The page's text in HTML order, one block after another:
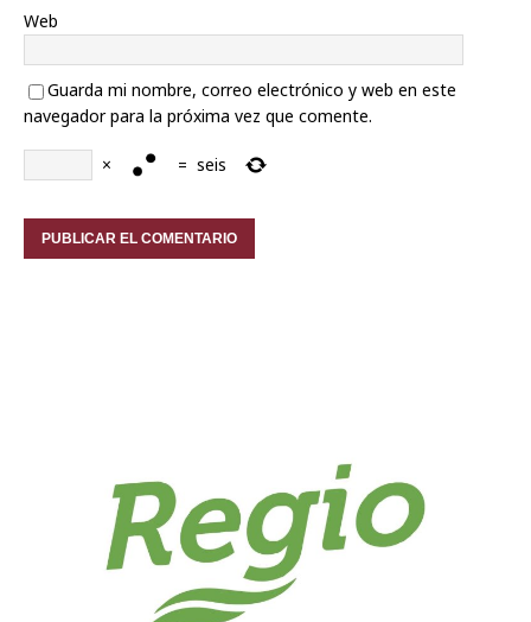
Web
Guarda mi nombre, correo electrónico y web en este
navegador para la próxima vez que comente.
× = seis